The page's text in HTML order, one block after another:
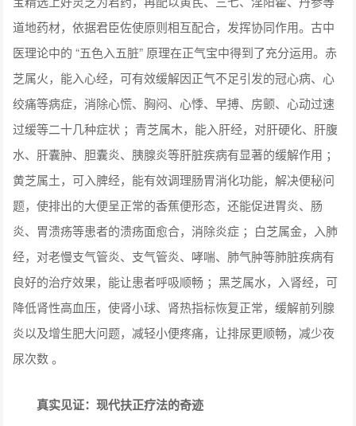
道地药材，依据君臣佐使原则相互配合，发挥协同作用。古中
医理论中的 “五色入五脏” 原理在正气宝中得到了充分运用。赤
芝属火，能入心经，可有效缓解因正气不足引发的冠心病、心
绞痛等病症，消除心慌、胸闷、心悸、早搏、房颤、心动过速
过缓等二十几种症状 ；青芝属木，能入肝经，对肝硬化、肝腹
水、肝囊肿、胆囊炎、胰腺炎等肝脏疾病有显著的缓解作用 ；
黄芝属土，可入脾经，能有效调理肠胃消化功能，解决便秘问
题，使排出的大便呈正常的香蕉便形态，还能促进胃炎、肠
炎、胃溃疡等患者的溃疡面愈合，消除炎症 ；白芝属金，入肺
经，对老慢支气管炎、支气管炎、哮喘、肺气肿等肺脏疾病有
良好的治疗效果，能让患者呼吸顺畅 ；黑芝属水，入肾经，可
降低肾性高血压，使肾小球、肾热指标恢复正常，缓解前列腺
炎以及增生肥大问题，减轻小便疼痛，让排尿更顺畅，减少夜
尿次数 。
真实见证：现代扶正疗法的奇迹